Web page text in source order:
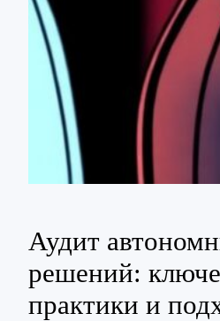
Аудит
решений:
практики и